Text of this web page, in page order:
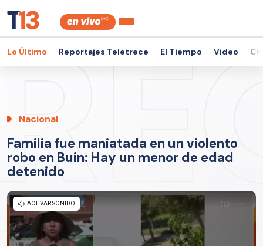
Lo Último Reportajes Teletrece El Tiempo Video
Nacional
Familia fue maniatada en un violento
robo en Buin: Hay un menor de edad
detenido